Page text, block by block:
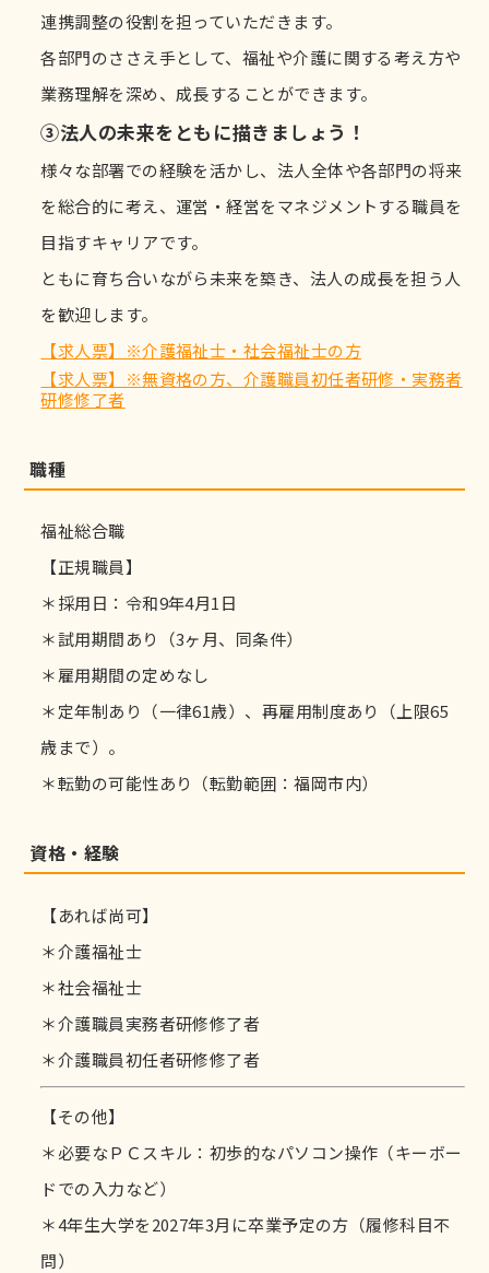
連携調整の役割を担っていただきます。
各部門のささえ手として、福祉や介護に関する考え方や
業務理解を深め、成長することができます。
③法人の未来をともに描きましょう！
様々な部署での経験を活かし、法人全体や各部門の将来
を総合的に考え、運営・経営をマネジメントする職員を
目指すキャリアです。
ともに育ち合いながら未来を築き、法人の成長を担う人
を歓迎します。
【求人票】※介護福祉士・社会福祉士の方
【求人票】※無資格の方、介護職員初任者研修・実務者
研修修了者
職種
福祉総合職
【正規職員】
＊採用日：令和9年4月1日
＊試用期間あり（3ヶ月、同条件）
＊雇用期間の定めなし
＊定年制あり（一律61歳）、再雇用制度あり（上限65
歳まで）。
＊転勤の可能性あり（転勤範囲：福岡市内）
資格・経験
【あれば尚可】
＊介護福祉士
＊社会福祉士
＊介護職員実務者研修修了者
＊介護職員初任者研修修了者
【その他】
＊必要なＰＣスキル：初歩的なパソコン操作（キーボー
ドでの入力など）
＊4年生大学を2027年3月に卒業予定の方（履修科目不
問）